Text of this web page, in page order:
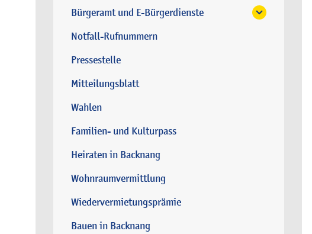
Bürgeramt und E-Bürgerdienste
Notfall-Rufnummern
Pressestelle
Mitteilungsblatt
Wahlen
Familien- und Kulturpass
Heiraten in Backnang
Wohnraumvermittlung
Wiedervermietungsprämie
Bauen in Backnang